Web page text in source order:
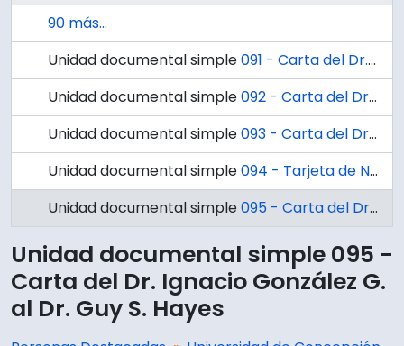
90 más...
Unidad documental simple091 - Carta del Dr. Ignacio González G. al Dr.Guillermo Valenzuela
Unidad documental simple092 - Carta del Dr. Benjamin Horning al Dr. Ignacio González G.
Unidad documental simple093 - Carta del Dr. Ignacio González G. al Dr. Carlos Martínez G.
Unidad documental simple094 - Tarjeta de Navidad del Dr. Benjamin Horning al Dr. Ignacio González G.
Unidad documental simple095 - Carta del Dr. Ignacio González G. al Dr. Guy S. Hayes
Unidad documental simple 095 -
Carta del Dr. Ignacio González G.
al Dr. Guy S. Hayes